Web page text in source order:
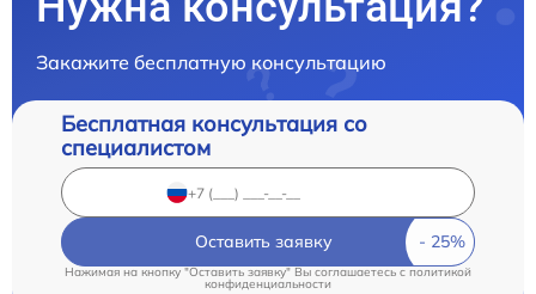
Закажите бесплатную консультацию
Бесплатная консультация со
специалистом
Оставить заявку
Нажимая на кнопку "Оставить заявку" Вы соглашаетесь c политикой
конфиденциальности